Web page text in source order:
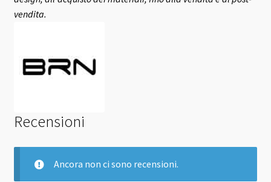
vendita.
Recensioni
Ancora non ci sono recensioni.